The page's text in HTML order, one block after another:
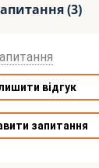
(3)
відгук
запитання